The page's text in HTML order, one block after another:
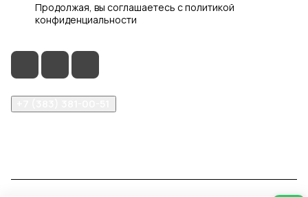
Продолжая, вы соглашаетесь сполитикой
конфиденциальности